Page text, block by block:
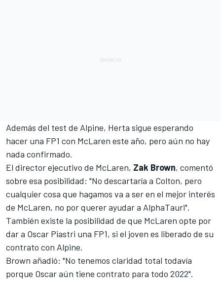
Además del test de Alpine, Herta sigue esperando
hacer una FP1 con McLaren este año, pero aún no hay
nada confirmado.
El director ejecutivo de McLaren, Zak Brown, comentó
sobre esa posibilidad: "No descartaría a Colton, pero
cualquier cosa que hagamos va a ser en el mejor interés
de McLaren, no por querer ayudar a AlphaTauri".
También existe la posibilidad de que McLaren opte por
dar a Oscar Piastri una FP1, si el joven es liberado de su
contrato con Alpine.
Brown añadió: "No tenemos claridad total todavía
porque Oscar aún tiene contrato para todo 2022".